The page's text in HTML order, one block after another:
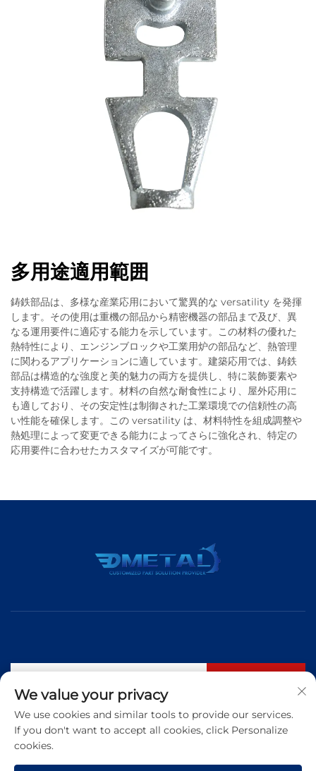
多用途適用範囲
鋳鉄部品は、多様な産業応用において驚異的な versatility を発揮
します。その使用は重機の部品から精密機器の部品まで及び、異
なる運用要件に適応する能力を示しています。この材料の優れた
熱特性により、エンジンブロックや工業用炉の部品など、熱管理
に関わるアプリケーションに適しています。建築応用では、鋳鉄
部品は構造的な強度と美的魅力の両方を提供し、特に装飾要素や
支持構造で活躍します。材料の自然な耐食性により、屋外応用に
も適しており、その安定性は制御された工業環境での信頼性の高
い性能を確保します。この versatility は、材料特性を組成調整や
熱処理によって変更できる能力によってさらに強化され、特定の
応用要件に合わせたカスタマイズが可能です。
電話番号： +86 183 5421 3960
We value your privacy
We use cookies and similar tools to provide our services.
If you don't want to accept all cookies, click Personalize
cookies.